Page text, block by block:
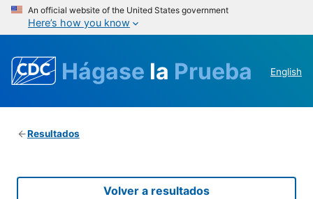
An official website of the United States government
Here’s how you know
Hágase la Prueba English
Resultados
Volver a resultados